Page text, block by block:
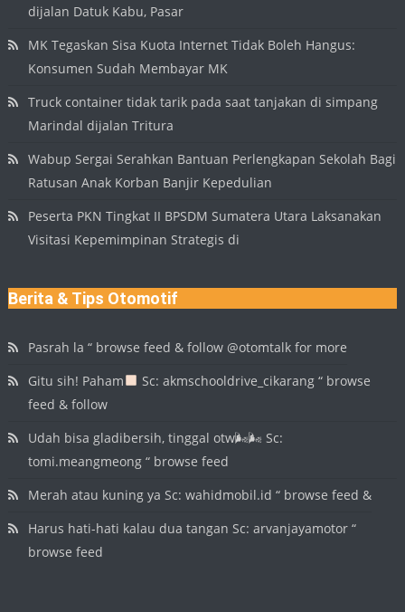
dijalan Datuk Kabu, Pasar
MK Tegaskan Sisa Kuota Internet Tidak Boleh Hangus:
Konsumen Sudah Membayar MK
Truck container tidak tarik pada saat tanjakan di simpang
Marindal dijalan Tritura
Wabup Sergai Serahkan Bantuan Perlengkapan Sekolah Bagi
Ratusan Anak Korban Banjir Kepedulian
Peserta PKN Tingkat II BPSDM Sumatera Utara Laksanakan
Visitasi Kepemimpinan Strategis di
Berita & Tips Otomotif
Pasrah la “ browse feed & follow @otomtalk for more
Gitu sih! Paham
Sc: akmschooldrive_cikarang “ browse
feed & follow
Udah bisa gladibersih, tinggal otw🌬🌬 Sc:
tomi.meangmeong “ browse feed
Merah atau kuning ya Sc: wahidmobil.id “ browse feed &
Harus hati-hati kalau dua tangan Sc: arvanjayamotor “
browse feed